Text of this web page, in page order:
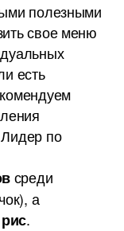
полезными
свое меню
есть
по
среди
а
.